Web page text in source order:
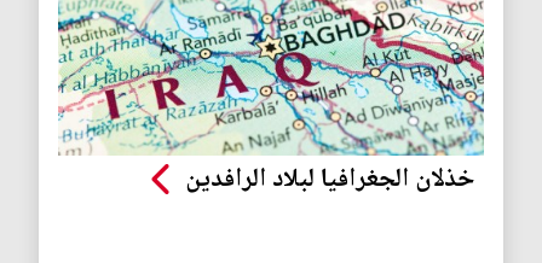
خذلان الجغرافيا لبلاد الرافدين